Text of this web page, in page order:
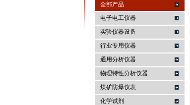
麦科仪（北京）科技有限公司
全部产品
电子电工仪器
实验仪器设备
行业专用仪器
通用分析仪器
物理特性分析仪器
煤矿防爆仪表
化学试剂